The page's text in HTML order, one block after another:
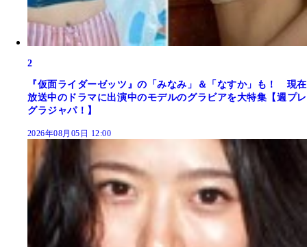
2
『仮面ライダーゼッツ』の「みなみ」＆「なすか」も！ 現在
放送中のドラマに出演中のモデルのグラビアを大特集【週プレ
グラジャパ！】
2026年08月05日 12:00